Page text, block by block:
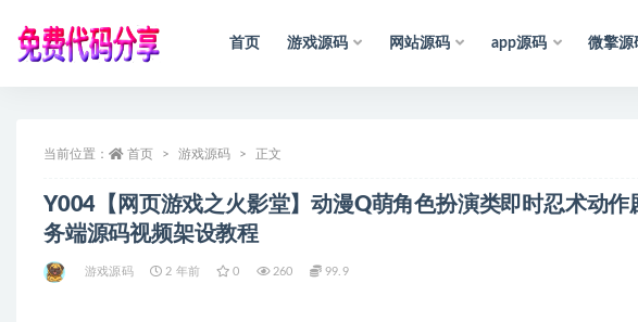
首页 游戏源码 网站源码 app源码 微擎源
当前位置： 首页 游戏源码 正文
Y004【网页游戏之火影堂】动漫Q萌角色扮演类即时忍术动
务端源码视频架设教程
游戏源码 2 年前 0 260 99.9